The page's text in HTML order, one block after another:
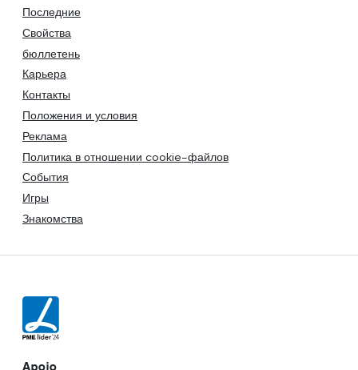
Последние
Свойства
бюллетень
Карьера
Контакты
Положения и условия
Реклама
Политика в отношении cookie-файлов
События
Игры
Знакомства
Apoio